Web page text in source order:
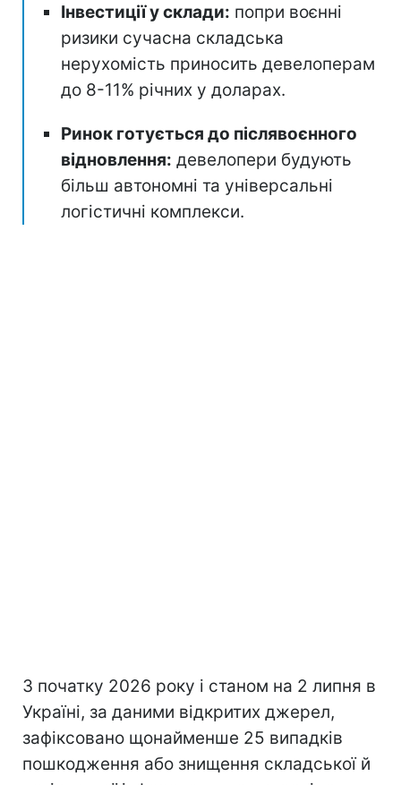
Інвестиції у склади: попри воєнні
ризики сучасна складська
нерухомість приносить девелоперам
до 8-11% річних у доларах.
Ринок готується до післявоєнного
відновлення: девелопери будують
більш автономні та універсальні
логістичні комплекси.
З початку 2026 року і станом на 2 липня в
Україні, за даними відкритих джерел,
зафіксовано щонайменше 25 випадків
пошкодження або знищення складської й